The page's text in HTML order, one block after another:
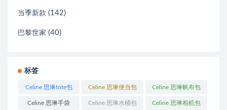
当季新款 (142)
巴黎世家 (40)
标签
Celine 思琳tote包
(23)
Celine 思琳便当包
(14)
Celine 思琳帆布包
(18)
Celine 思琳手袋 Celine 思琳水桶包 Celine 思琳相机包